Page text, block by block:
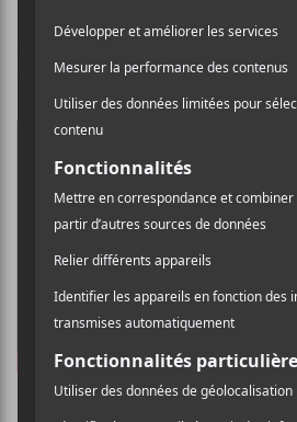
puissances créatrices et
elles.